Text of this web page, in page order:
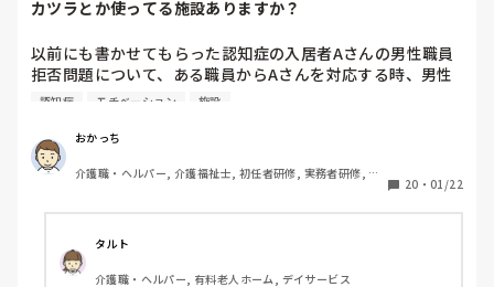
カツラとか使ってる施設ありますか？
以前にも書かせてもらった認知症の入居者Aさんの男性職員
拒否問題について、ある職員からAさんを対応する時、男性
はカツラを被って女装して対応しては？と言われました。
正直、そこまでして頑張りたくないのが気持ちです。皆さん
の施設で、このような対応している、したことがある場合、
内容を教えてください。
認知症 モチベーション 施設
おかっち
介護職・ヘルパー, 介護福祉士, 初任者研修, 実務者研修, ユ
20 ・ 01/22
タルト
介護職・ヘルパー, 有料老人ホーム, デイサービス